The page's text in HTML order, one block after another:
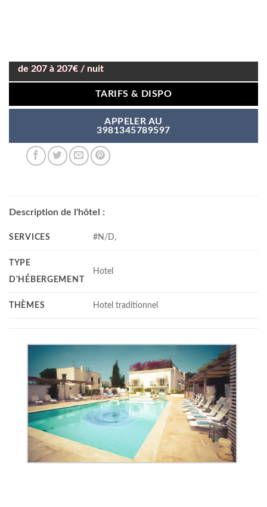
de 207 à 207€ / nuit
TARIFS & DISPO
APPELER AU
3981345789597
Description de l'hôtel :
SERVICES #N/D,
TYPE
D'HÉBERGEMENT
Hotel
THÈMES Hotel traditionnel